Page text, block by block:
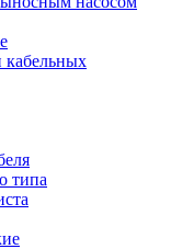
кабельных
типа